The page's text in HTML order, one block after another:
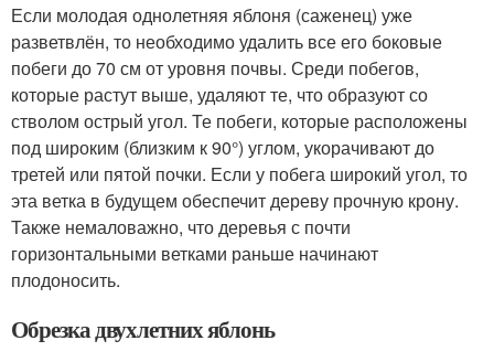
Если молодая однолетняя яблоня (саженец) уже
разветвлён, то необходимо удалить все его боковые
побеги до 70 см от уровня почвы. Среди побегов,
которые растут выше, удаляют те, что образуют со
стволом острый угол. Те побеги, которые расположены
под широким (близким к 90°) углом, укорачивают до
третей или пятой почки. Если у побега широкий угол, то
эта ветка в будущем обеспечит дереву прочную крону.
Также немаловажно, что деревья с почти
горизонтальными ветками раньше начинают
плодоносить.
Обрезка двухлетних яблонь